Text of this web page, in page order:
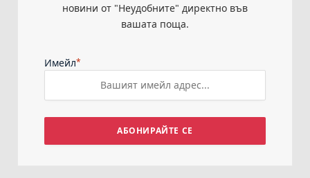
новини от "Неудобните" директно във
вашата поща.
Имейл*